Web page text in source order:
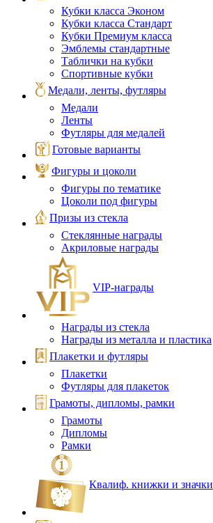
Кубки класса Эконом
Кубки класса Стандарт
Кубки Премиум класса
Эмблемы стандартные
Таблички на кубки
Спортивные кубки
Медали, ленты, футляры
Медали
Ленты
Футляры для медалей
Готовые варианты
Фигуры и цоколи
Фигуры по тематике
Цоколи под фигуры
Призы из стекла
Стеклянные награды
Акриловые награды
VIP‑награды
Награды из стекла
Награды из металла и пластика
Плакетки и футляры
Плакетки
Футляры для плакеток
Грамоты, дипломы, рамки
Грамоты
Дипломы
Рамки
Квалиф. книжки и значки